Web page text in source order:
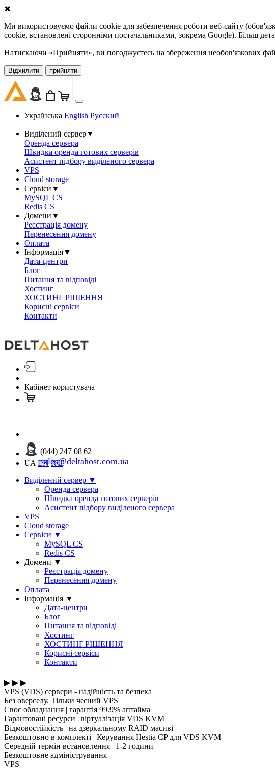
✖
Ми використовуємо файли cookie для забезпечення роботи веб-сайту
cookie, встановлені сторонніми постачальниками, зокрема Google). Більш
Натискаючи «Прийняти», ви погоджуєтесь на збереження необов'язкових
Відхилити прийняти
Українська English Русский
Виділений сервер▼
Оренда сервера
Швидка оренда готових серверів
Асистент підбору виділеного сервера
VPS
Cloud storage
Сервіси ▼
MySQL CS
Redis CS
Домени ▼
Реєстрація домену
Перенесення домену
Оплата
Інформація▼
Дата-центри
Блог
Питання та відповіді
Хостинг
ХОСТИНГ РІШЕННЯ
Корисні сервіси
Контакти
Кабінет користувача
(044) 247 08 62
sales@deltahost.com.ua
UA EN RU
Виділений сервер ▼
Оренда сервера
Швидка оренда готових серверів
Асистент підбору виділеного сервера
VPS
Cloud storage
Сервіси ▼
MySQL CS
Redis CS
Домени ▼
Реєстрація домену
Перенесення домену
Оплата
Інформація ▼
Дата-центри
Блог
Питання та відповіді
Хостинг
ХОСТИНГ РІШЕННЯ
Корисні сервіси
Контакти
▶ ▶ ▶
VPS (VDS) сервери - надійність та безпека
Без оверселу. Тільки чесний VPS
Своє обладнання | гарантія 99.9% аптайма
Гарантовані ресурси | віртуалізація VDS KVM
Відмовостійкість | на дзеркальному RAID масиві
Безкоштовно в комплекті | Керування Hestia CP для VDS KVM
Середній термін встановлення | 1-2 години
Безкоштовне адміністрування
VPS